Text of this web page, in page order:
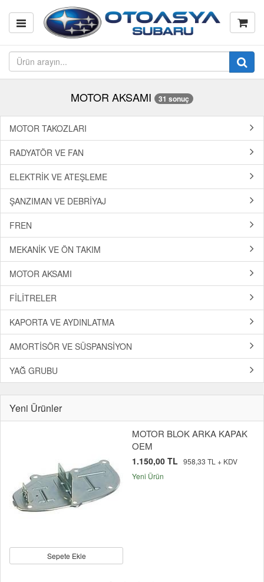
MOTOR AKSAMI 31 sonuç
MOTOR TAKOZLARI
RADYATÖR VE FAN
ELEKTRİK VE ATEŞLEME
ŞANZIMAN VE DEBRİYAJ
FREN
MEKANİK VE ÖN TAKIM
MOTOR AKSAMI
FİLİTRELER
KAPORTA VE AYDINLATMA
AMORTİSÖR VE SÜSPANSİYON
YAĞ GRUBU
Yeni Ürünler
Sepete Ekle
MOTOR BLOK ARKA KAPAK
OEM
1.150,00 TL 958,33 TL + KDV
Yeni Ürün